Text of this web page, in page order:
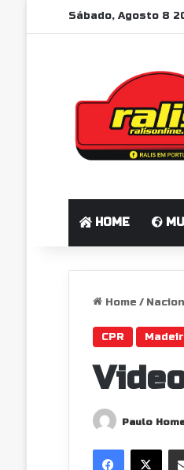
Sábado, Agosto 8
HOME
Home /
CPR
Paulo
Facebook
X